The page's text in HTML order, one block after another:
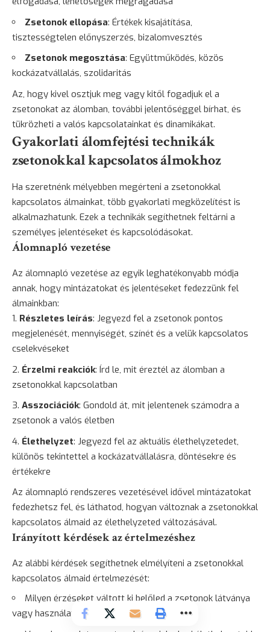
Zsetonok ellopása: Értékek kisajátítása,
tisztességtelen előnyszerzés, bizalomvesztés
Zsetonok megosztása: Együttműködés, közös
kockázatvállalás, szolidaritás
Az, hogy kivel osztjuk meg vagy kitől fogadjuk el a
zsetonokat az álomban, további jelentőséggel bírhat, és
tükrözheti a valós kapcsolatainkat és dinamikákat.
Gyakorlati álomfejtési technikák
zsetonokkal kapcsolatos álmokhoz
Ha szeretnénk mélyebben megérteni a zsetonokkal
kapcsolatos álmainkat, több gyakorlati megközelítést is
alkalmazhatunk. Ezek a technikák segíthetnek feltárni a
személyes jelentéseket és kapcsolódásokat.
Álomnapló vezetése
Az álomnapló vezetése az egyik leghatékonyabb módja
annak, hogy mintázatokat és jelentéseket fedezzünk fel
álmainkban:
Részletes leírás: Jegyezd fel a zsetonok pontos
megjelenését, mennyiségét, színét és a velük kapcsolatos
cselekvéseket
Érzelmi reakciók: Írd le, mit éreztél az álomban a
zsetonokkal kapcsolatban
Asszociációk: Gondold át, mit jelentenek számodra a
zsetonok a valós életben
Élethelyzet: Jegyezd fel az aktuális élethelyzetedet,
különös tekintettel a kockázatvállalásra, döntésekre és
értékekre
Az álomnapló rendszeres vezetésével idővel mintázatokat
fedezhetsz fel, és láthatod, hogyan változnak a zsetonokkal
kapcsolatos álmaid az élethelyzeted változásával.
Irányított kérdések az értelmezéshez
Az alábbi kérdések segíthetnek elmélyíteni a zsetonokkal
kapcsolatos álmaid értelmezését:
Milyen érzéseket váltott ki belőled a zsetonok látványa
vagy használata az álomban?